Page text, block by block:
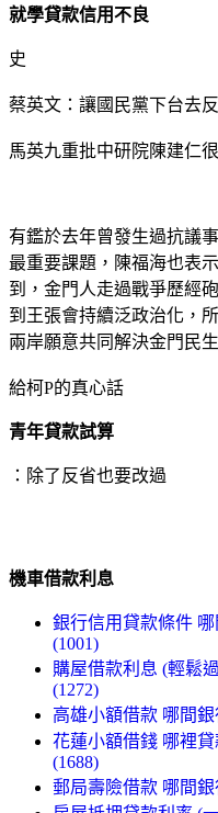
就學貸款信用不良
史
蔡英文：讓國民黨下台去
馬英九重批中研院陳建仁
有鑑於去年曾發生過抗議
最重要課題，陳福海也表
到，金門人走過戰爭歷經
到王張會持續泛政治化，
兩岸願意共同解決金門民
給柯P的真心話
青年貸款試算
：除了反省也要改過
機車借款利息
銀行信用貸款條件
(1001)
購屋借款利息 (輕鬆
(1272)
高雄小額借款 哪間
花蓮小額借錢 哪裡
(1688)
郵局壽險借款 哪間